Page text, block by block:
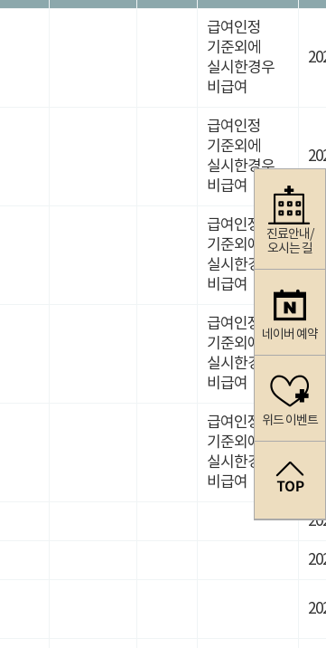
급여인정
기준외에
실시한경우
비급여
급여인정
기준외에
실시한경우
비급여
급여인정
기준외에
실시한경우
비급여
급여인정
기준외에
실시한경우
비급여
급여인정
기준외에
실시한경우
비급여
진료안내/
오시는 길
네이버 예약
위드 이벤트